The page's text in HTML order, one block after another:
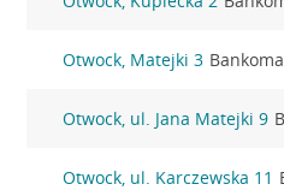
Otwock, Matejki 3
Otwock, ul. Jana Matejki 9
Otwock, ul. Karczewska 11